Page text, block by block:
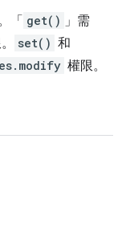
「 get() 」需
set() 和
權限。